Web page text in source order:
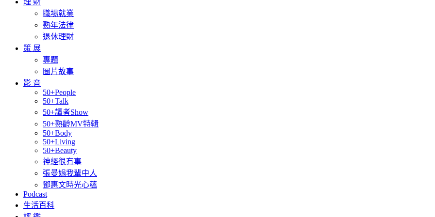
理 財
職場就業
熟年法律
退休理財
策 展
專題
圖片故事
影 音
50+People
50+Talk
50+讀者Show
50+熟齡MV特輯
50+Body
50+Living
50+Beauty
神經很有事
張曼娟我輩中人
鄧惠文時光心蘊
Podcast
生活百科